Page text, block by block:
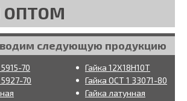
ОПТОМ
следующую продукцию
70
70
Гайка 12Х18Н10Т
Гайка ОСТ 1 33071-80
Гайка латунная